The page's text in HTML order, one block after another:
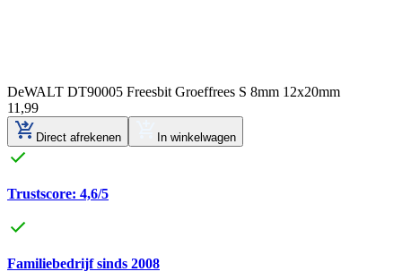
DeWALT DT90005 Freesbit Groeffrees S 8mm 12x20mm
11 ,99
Direct afrekenen In winkelwagen
Trustscore: 4,6/5
Familiebedrijf sinds 2008